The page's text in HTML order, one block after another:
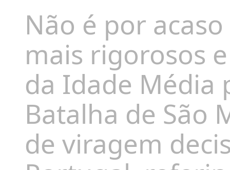
Não é por
mais rigorosos
da Idade
Batalha de São
de viragem